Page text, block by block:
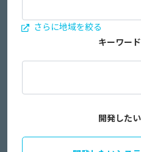
さらに地域を絞る
キーワー
開発した